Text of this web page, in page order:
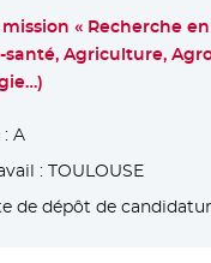
« Recherche
santé, Agriculture,
A
: TOULOUSE
de dépôt de